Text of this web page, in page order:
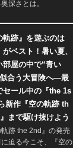
深さとは。
軌跡』を遊ぶのは
がベスト！暑い夏、
部屋の中で“青い
合う大冒険へ―最
セール中の『the 1s
新作『空の軌跡 th
まで駆け抜けよう
軌跡 the 2nd』の発売
迫る今こそ、『空の